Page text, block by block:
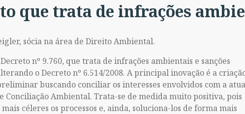
que trata de infrações
sócia na área de Direito Ambiental.
nº 9.760, que trata de infrações ambientais e sanções
o Decreto nº 6.514/2008. A principal inovação é a
buscando conciliar os interesses envolvidos com a
Conciliação Ambiental. Trata-se de medida muito positiva, pois
céleres os processos e, ainda, soluciona-los de forma mais